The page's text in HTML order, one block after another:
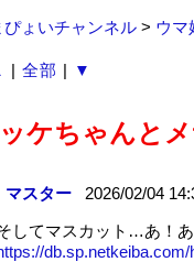
ぴょいチャンネル> ウマ
| 全部 | ▼
ケちゃんと
マスター2026/02/04
してマスカット…あ！